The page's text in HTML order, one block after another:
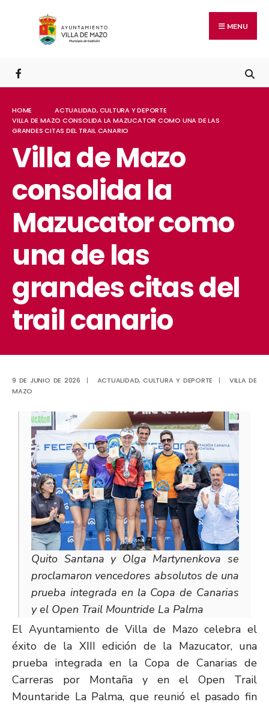
MENU
HOME ACTUALIDAD,CULTURA Y DEPORTE
VILLA DE MAZO CONSOLIDA LA MAZUCATOR COMO UNA DE LAS
GRANDES CITAS DEL TRAIL CANARIO
Villa de Mazo
consolida la
Mazucator como
una de las
grandes citas del
trail canario
9 DE JUNIO DE 2026 | ACTUALIDAD, CULTURA Y DEPORTE |
VILLA DE
MAZO
Quito Santana y Olga Martynenkova se
proclamaron vencedores absolutos de una
prueba integrada en la Copa de Canarias
y el Open Trail Mountride La Palma
El Ayuntamiento de Villa de Mazo celebra el
éxito de la XIII edición de la Mazucator, una
prueba integrada en la Copa de Canarias de
Carreras por Montaña y en el Open Trail
Mountaride La Palma, que reunió el pasado fin